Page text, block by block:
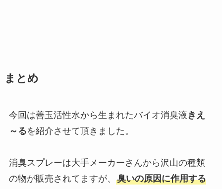
まとめ
今回は善⽟活性⽔から⽣まれたバイオ消臭液きえ
～るを紹介させて頂きました。
消臭スプレーは大手メーカーさんから沢山の種類
の物が販売されてますが、 臭いの原因に作用する